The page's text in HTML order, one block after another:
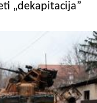
„dekapitacija”